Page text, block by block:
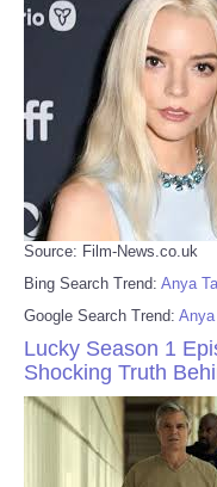
Source: Film-News.co.uk
Bing Search Trend: Anya
Google Search Trend:
Lucky Season 1
Shocking Truth